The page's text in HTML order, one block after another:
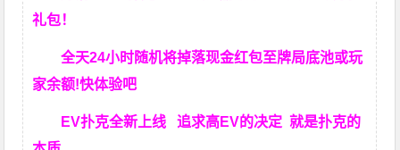
礼包！
全天24小时随机将掉落现金红包至牌局底池或玩
家余额!快体验吧
EV扑克全新上线 追求高EV的决定就是扑克的